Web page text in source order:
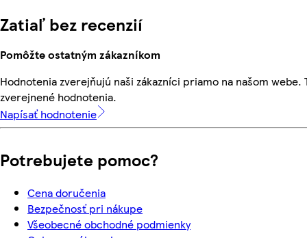
Zatiaľ bez recenzií
Pomôžte ostatným zákazníkom
Hodnotenia zverejňujú naši zákazníci priamo na našom webe.
zverejnené hodnotenia.
Napísať hodnotenie
Potrebujete pomoc?
Cena doručenia
Bezpečnosť pri nákupe
Všeobecné obchodné podmienky